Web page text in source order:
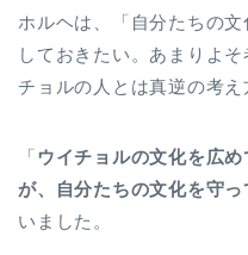
ホルヘは、「自分たちの
しておきたい。あまりよ
チョルの人とは真逆の考え
「ウイチョルの文化を広
が、自分たちの文化を守
いました。